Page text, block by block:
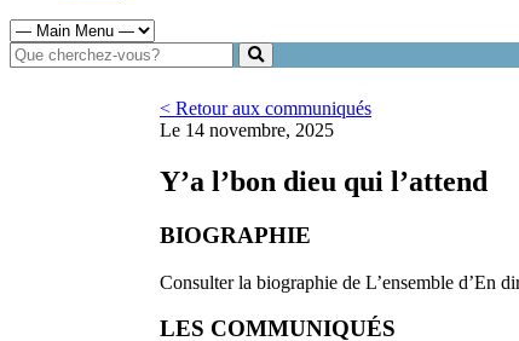
< Retour aux communiqués
Le 14 novembre, 2025
Y’a l’bon dieu qui l’attend
BIOGRAPHIE
Consulter la biographie de L’ensemble d’En
LES COMMUNIQUÉS